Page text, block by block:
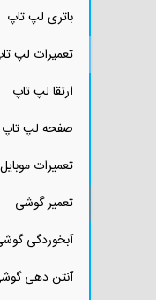
باتری لپ تاپ
تعمیرات لپ
ارتقا لپ تاپ
صفحه لپ تاپ
تعمیرات موبایل
تعمیر گوشی
آبخوردگی
آنتن دهی